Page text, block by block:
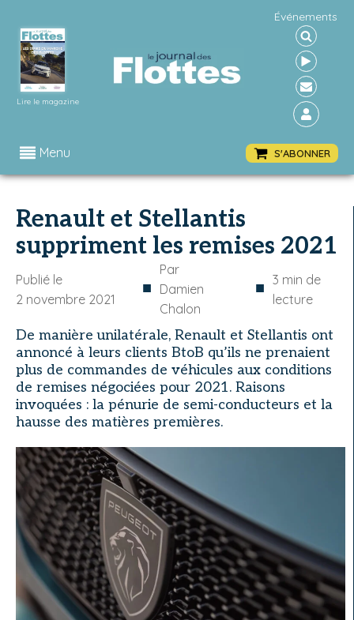
Lire le magazine
Événements
Menu S'ABONNER
Renault et Stellantis
suppriment les remises 2021
Publié le
2 novembre 2021
■
Par
Damien
Chalon
■ 3 min de
lecture
De manière unilatérale, Renault et Stellantis ont
annoncé à leurs clients BtoB qu’ils ne prenaient
plus de commandes de véhicules aux conditions
de remises négociées pour 2021. Raisons
invoquées : la pénurie de semi-conducteurs et la
hausse des matières premières.